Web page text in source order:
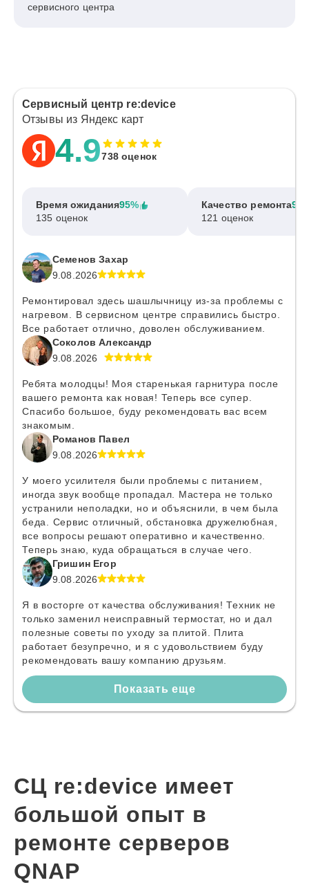
сервисного центра
Сервисный центр re:device
Отзывы из Яндекс карт
4.9738 оценок
Время ожидания95%
135 оценок
Качество ремонта
121 оценок
Семенов Захар
9.08.2026
Ремонтировал здесь шашлычницу из-за проблемы с
нагревом. В сервисном центре справились быстро.
Все работает отлично, доволен обслуживанием.
Соколов Александр
9.08.2026
Ребята молодцы! Моя старенькая гарнитура после
вашего ремонта как новая! Теперь все супер.
Спасибо большое, буду рекомендовать вас всем
знакомым.
Романов Павел
9.08.2026
У моего усилителя были проблемы с питанием,
иногда звук вообще пропадал. Мастера не только
устранили неполадки, но и объяснили, в чем была
беда. Сервис отличный, обстановка дружелюбная,
все вопросы решают оперативно и качественно.
Теперь знаю, куда обращаться в случае чего.
Гришин Егор
9.08.2026
Я в восторге от качества обслуживания! Техник не
только заменил неисправный термостат, но и дал
полезные советы по уходу за плитой. Плита
работает безупречно, и я с удовольствием буду
рекомендовать вашу компанию друзьям.
Показать еще
СЦ re:device имеет
большой опыт в
ремонте серверов
QNAP